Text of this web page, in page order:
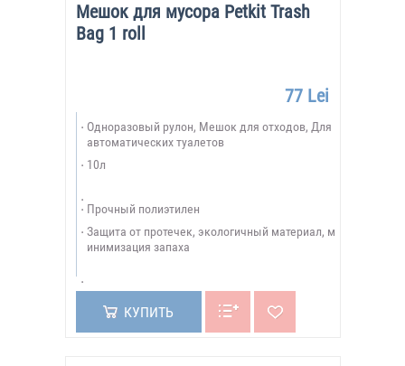
Мешок для мусора Petkit Trash
Bag 1 roll
77 Lei
Одноразовый рулон, Мешок для отходов, Для
автоматических туалетов
10л
Прочный полиэтилен
Защита от протечек, экологичный материал, м
инимизация запаха
КУПИТЬ